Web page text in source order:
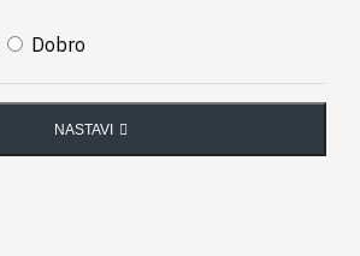
Dobro
NASTAVI